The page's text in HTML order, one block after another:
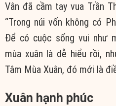
Vân đã cầm tay vua Trần
“Trong núi vốn không có
Để có cuộc sống vui như
mùa xuân là dễ hiểu rồi,
Tâm Mùa Xuân, đó mới là
Xuân hạnh phúc